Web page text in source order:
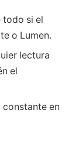
todo si el
o Lumen.
lectura
el
constante en